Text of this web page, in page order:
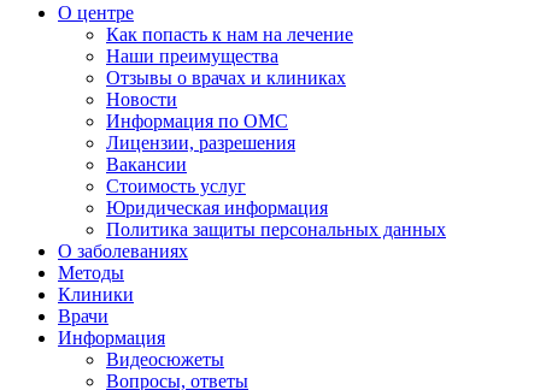
О центре
Как попасть к нам на лечение
Наши преимущества
Отзывы о врачах и клиниках
Новости
Информация по ОМС
Лицензии, разрешения
Вакансии
Стоимость услуг
Юридическая информация
Политика защиты персональных данных
О заболеваниях
Методы
Клиники
Врачи
Информация
Видеосюжеты
Вопросы, ответы